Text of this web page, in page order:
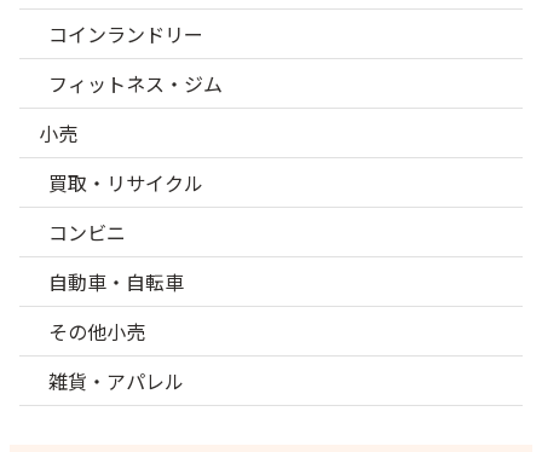
コインランドリー
フィットネス・ジム
小売
買取・リサイクル
コンビニ
自動車・自転車
その他小売
雑貨・アパレル